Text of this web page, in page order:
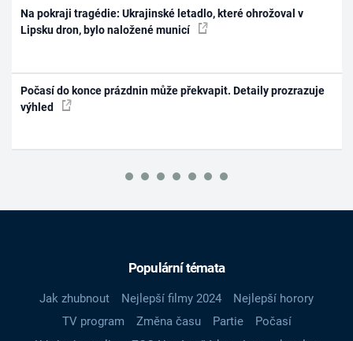
Na pokraji tragédie: Ukrajinské letadlo, které ohrožoval v
Lipsku dron, bylo naložené municí
Počasí do konce prázdnin může překvapit. Detaily prozrazuje
výhled
Populární témata
Jak zhubnout Nejlepší filmy 2024
Nejlepší horory
TV program
Změna času Partie
Počasí